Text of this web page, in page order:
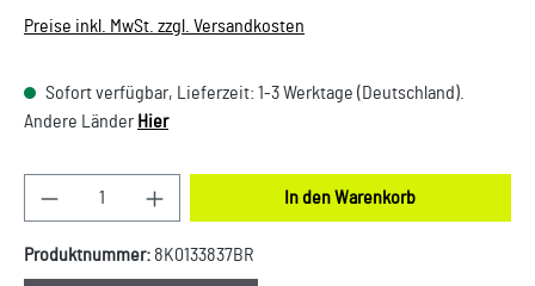
Preise inkl. MwSt. zzgl. Versandkosten
Sofort verfügbar, Lieferzeit: 1-3 Werktage (Deutschland).
Andere Länder Hier
Produkt Anzahl: Gib den gewünschten Wert ein
In den Warenkorb
Produktnummer: 8K0133837BR